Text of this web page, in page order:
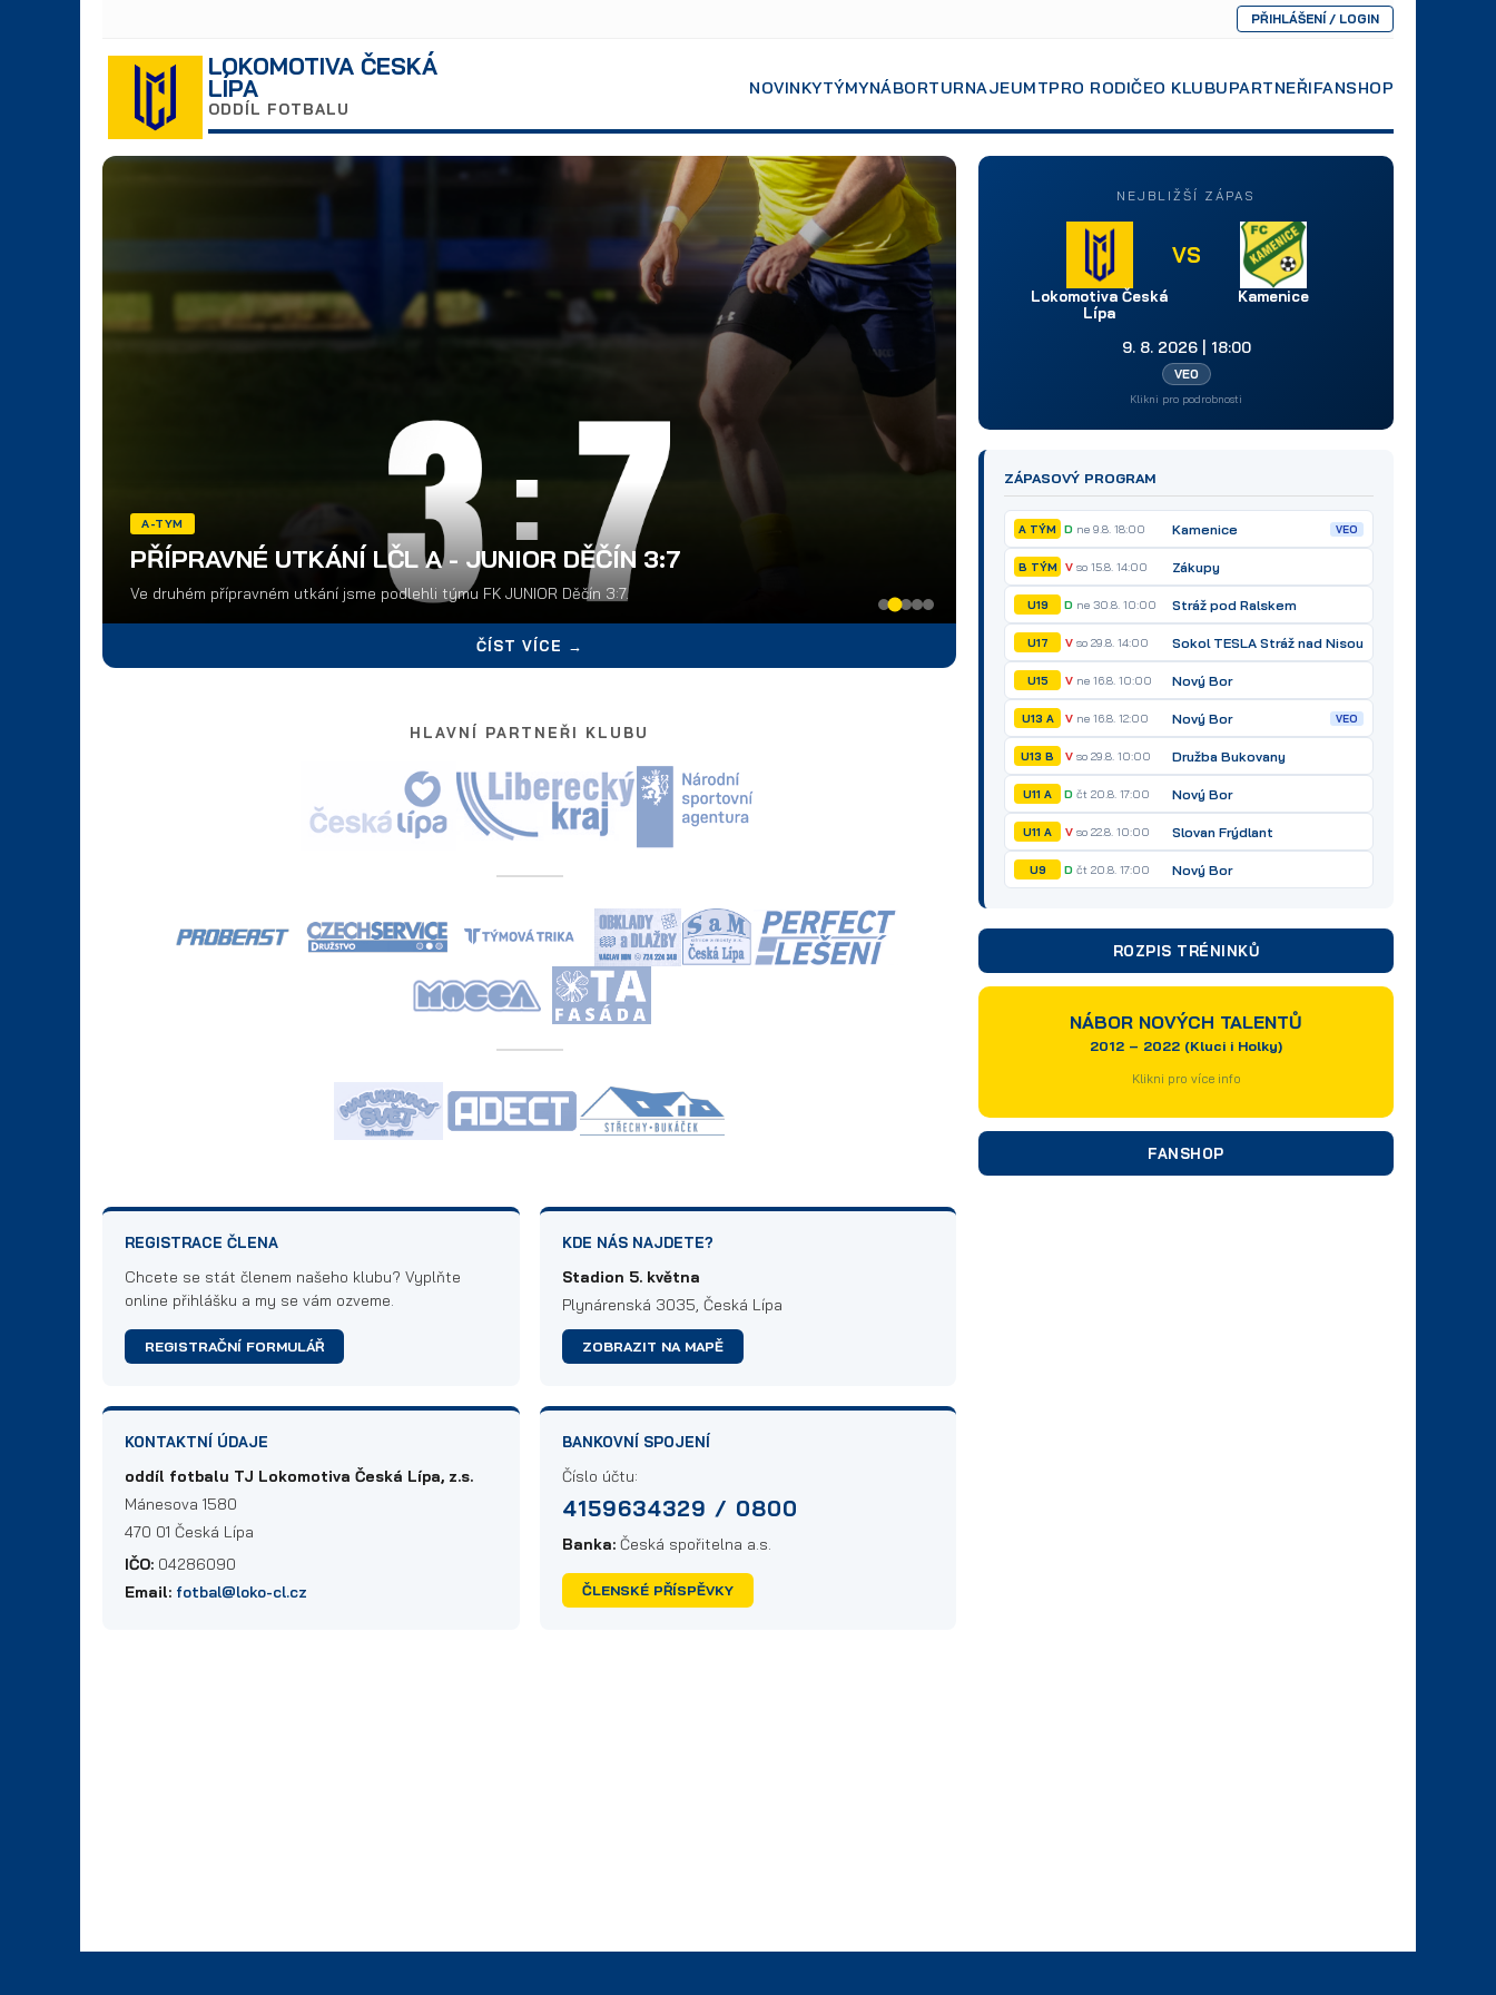
PŘIHLÁŠENÍ / LOGIN
LOKOMOTIVA ČESKÁ
LÍPA
ODDÍL FOTBALU
NOVINKYTÝMYNÁBORTURNAJEUMTPRO RODIČEO KLUBUPARTNEŘIFANSHOP
A-TYM
PŘÍPRAVNÉ UTKÁNÍ LČL A - JUNIOR DĚČÍN 3:7
Ve druhém přípravném utkání jsme podlehli týmu FK JUNIOR Děčín 3:7.
ČÍST VÍCE →
HLAVNÍ PARTNEŘI KLUBU
REGISTRACE ČLENA
Chcete se stát členem našeho klubu? Vyplňte
online přihlášku a my se vám ozveme.
REGISTRAČNÍ FORMULÁŘ
KDE NÁS NAJDETE?
Stadion 5. května
Plynárenská 3035, Česká Lípa
ZOBRAZIT NA MAPĚ
KONTAKTNÍ ÚDAJE
oddíl fotbalu TJ Lokomotiva Česká Lípa, z.s.
Mánesova 1580
470 01 Česká Lípa
IČO: 04286090
Email: fotbal@loko-cl.cz
BANKOVNÍ SPOJENÍ
Číslo účtu:
4159634329 / 0800
Banka:Česká spořitelna a.s.
ČLENSKÉ PŘÍSPĚVKY
NEJBLIŽŠÍ ZÁPAS
Lokomotiva Česká
Lípa
VS
Kamenice
9. 8. 2026 | 18:00
VEO
Klikni pro podrobnosti
ZÁPASOVÝ PROGRAM
A TÝM D ne 9.8. 18:00 Kamenice VEO
B TÝM V so 15.8. 14:00 Zákupy
U19 D ne 30.8. 10:00 Stráž pod Ralskem
U17 V so 29.8. 14:00 Sokol TESLA Stráž nad Nisou
U15 V ne 16.8. 10:00 Nový Bor
U13 A V ne 16.8. 12:00 Nový Bor VEO
U13 B V so 29.8. 10:00 Družba Bukovany
U11 A D čt 20.8. 17:00 Nový Bor
U11 A V so 22.8. 10:00 Slovan Frýdlant
U9 D čt 20.8. 17:00 Nový Bor
ROZPIS TRÉNINKŮ
NÁBOR NOVÝCH TALENTŮ
2012 – 2022 (Kluci i Holky)
Klikni pro více info
FANSHOP